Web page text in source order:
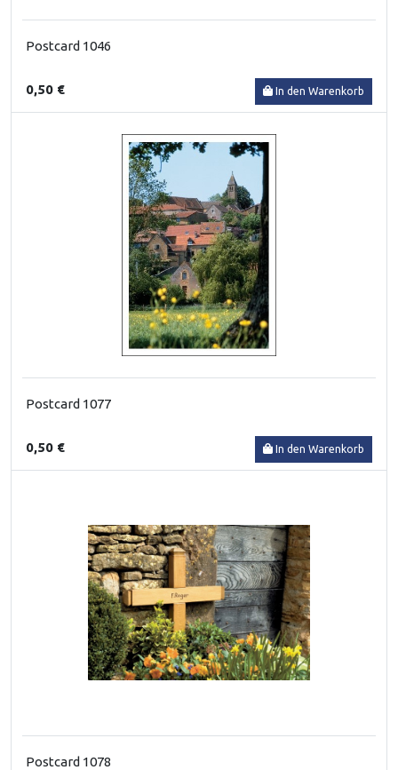
Postcard 1046
0,50 € In den Warenkorb
Postcard 1077
0,50 € In den Warenkorb
Postcard 1078